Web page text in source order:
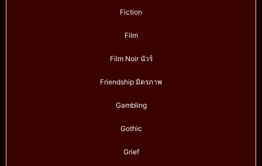
Fiction
Film
Film Noir นัวร์
Friendship มิตรภาพ
Gambling
Gothic
Grief